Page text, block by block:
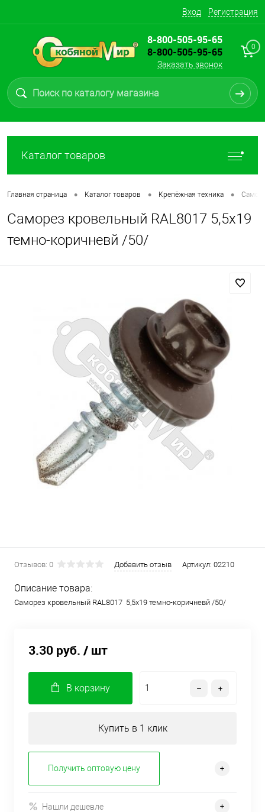
Вход Регистрация
8-800-505-95-65
8-800-505-95-65
Заказать звонок
0
Каталог товаров
Главная страница • Каталог товаров • Крепёжная техника •
Саморез кровельный RAL8017 5,5х19
темно-коричневй /50/
Отзывов: 0 Добавить отзыв Артикул: 02210
Описание товара:
Саморез кровельный RAL8017 5,5х19 темно-коричневй /50/
3.30 руб. / шт
В корзину
Купить в 1 клик
Получить оптовую цену
Нашли дешевле